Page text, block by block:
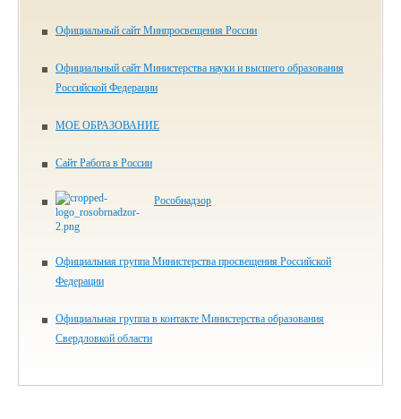
Официальный сайт Минпросвещения России
Официальный сайт Министерства науки и высшего образования
Российской Федерации
МОЕ ОБРАЗОВАНИЕ
Сайт Работа в России
Рособнадзор
Официальная группа Министерства просвещения Российской
Федерации
Официальная группа в контакте Министерства образования
Свердловкой области